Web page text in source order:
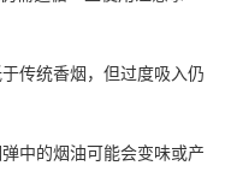
传统香烟，但过度吸入仍
中的烟油可能会变味或产